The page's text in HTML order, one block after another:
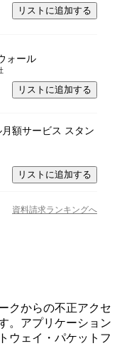
リストに追加する
ォール
リストに追加する
額サービス スタン
リストに追加する
資料請求ランキングへ
クからの不正アクセ
。アプリケーション
ウェイ・パケットフ